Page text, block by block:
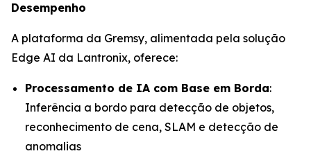
Desempenho
A plataforma da Gremsy, alimentada pela solução
Edge AI da Lantronix, oferece:
Processamento de IA com Base em Borda:
Inferência a bordo para detecção de objetos,
reconhecimento de cena, SLAM e detecção de
anomalias